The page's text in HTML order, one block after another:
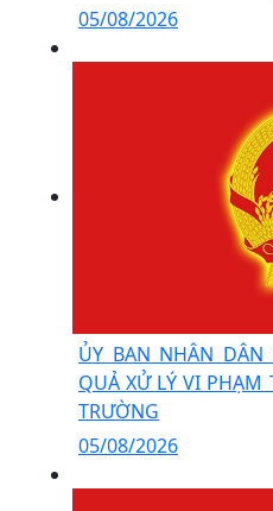
05/08/2026
ỦY BAN NHÂN
QUẢ XỬ LÝ VI PHẠM
TRƯỜNG
05/08/2026